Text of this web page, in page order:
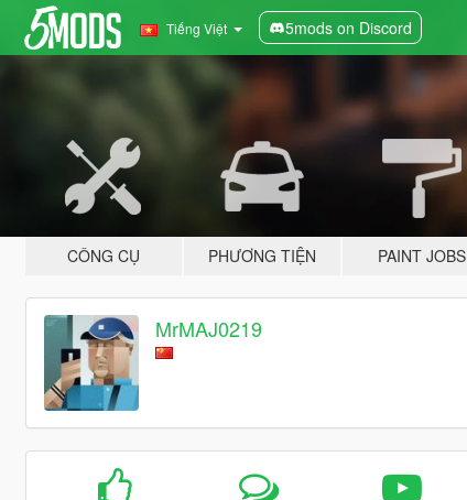
Tiếng Việt 5mods on Discord
CÔNG CỤ PHƯƠNG TIỆN PAINT JOBS
MrMAJ0219